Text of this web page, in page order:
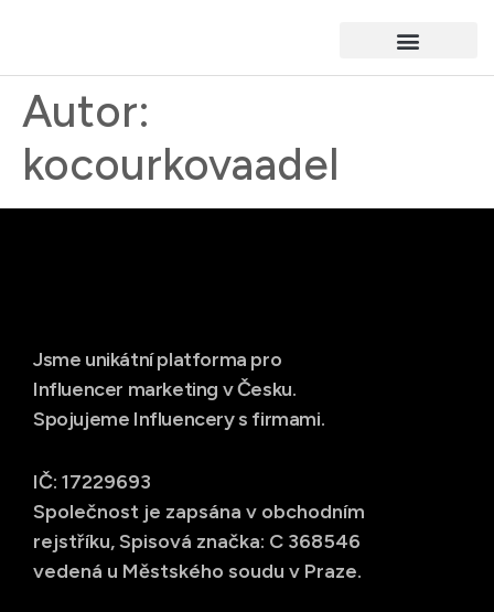
Autor:
kocourkovaadel
Jsme unikátní platforma pro
Influencer marketing v Česku.
Spojujeme Influencery s firmami.
IČ: 17229693
Společnost je zapsána v obchodním
rejstříku, Spisová značka: C 368546
vedená u Městského soudu v Praze.